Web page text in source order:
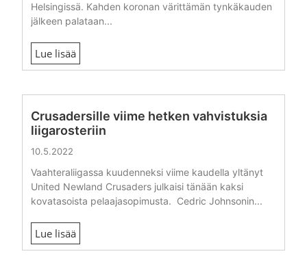
Helsingissä. Kahden koronan värittämän tynkäkauden
jälkeen palataan...
Lue lisää
Crusadersille viime hetken vahvistuksia
liigarosteriin
10.5.2022
Vaahteraliigassa kuudenneksi viime kaudella yltänyt
United Newland Crusaders julkaisi tänään kaksi
kovatasoista pelaajasopimusta. Cedric Johnsonin...
Lue lisää